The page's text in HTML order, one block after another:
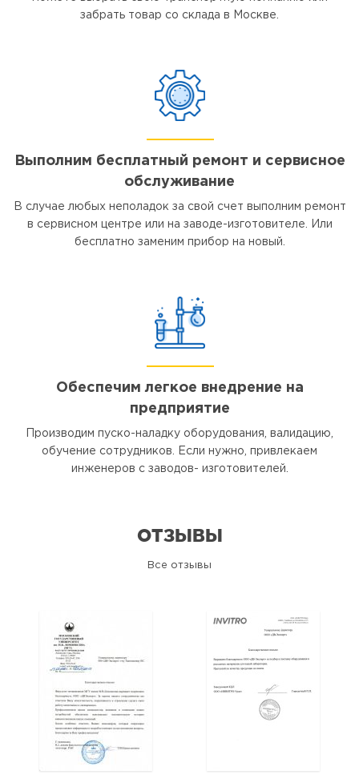
забрать товар со склада в Москве.
Выполним бесплатный ремонт и сервисное
обслуживание
В случае любых неполадок за свой счет выполним ремонт
в сервисном центре или на заводе-изготовителе. Или
бесплатно заменим прибор на новый.
Обеспечим легкое внедрение на
предприятие
Производим пуско-наладку оборудования, валидацию,
обучение сотрудников. Если нужно, привлекаем
инженеров с заводов- изготовителей.
ОТЗЫВЫ
Все отзывы